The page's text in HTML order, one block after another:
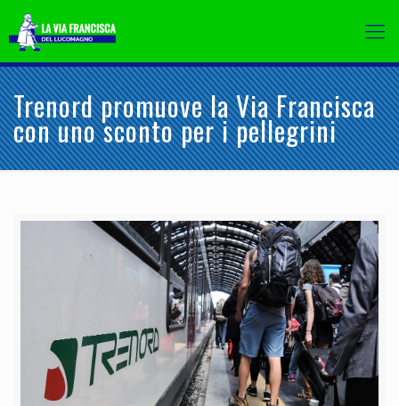
Trenord promuove la Via Francisca
con uno sconto per i pellegrini